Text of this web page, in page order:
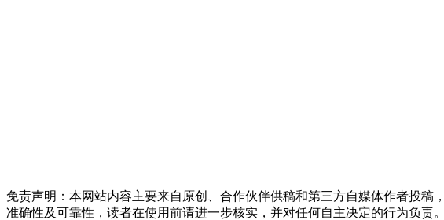
免责声明：本网站内容主要来自原创、合作伙伴供稿和第三方自媒体作者投
准确性及可靠性，读者在使用前请进一步核实，并对任何自主决定的行为负